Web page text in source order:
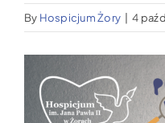
Jak możesz nam
Kontakt
By Hospicjum Żory 4
większy
obrazek